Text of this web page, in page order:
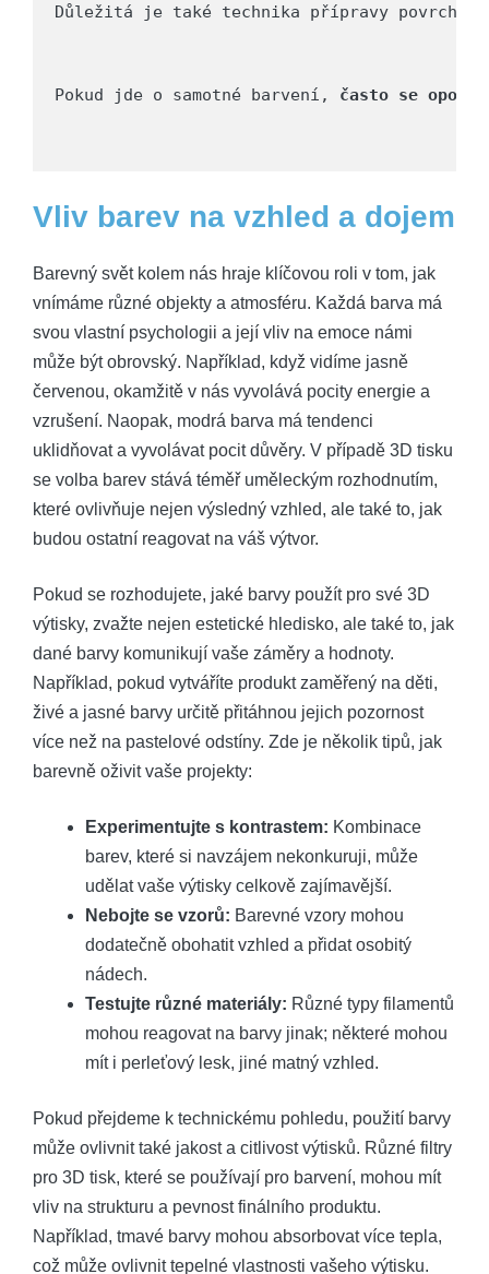
Důležitá je také technika přípravy povrchu.
Pokud jde o samotné barvení, často se
Vliv barev na vzhled a dojem
Barevný svět kolem nás hraje klíčovou roli v tom, jak
vnímáme různé objekty a atmosféru. Každá barva má
svou vlastní psychologii a její vliv na emoce námi
může být obrovský. Například, když vidíme jasně
červenou, okamžitě v nás vyvolává pocity energie a
vzrušení. Naopak, modrá barva má tendenci
uklidňovat a vyvolávat pocit důvěry. V případě 3D tisku
se volba barev stává téměř uměleckým rozhodnutím,
které ovlivňuje nejen výsledný vzhled, ale také to, jak
budou ostatní reagovat na váš výtvor.
Pokud se rozhodujete, jaké barvy použít pro své 3D
výtisky, zvažte nejen estetické hledisko, ale také to, jak
dané barvy komunikují vaše záměry a hodnoty.
Například, pokud vytváříte produkt zaměřený na děti,
živé a jasné barvy určitě přitáhnou jejich pozornost
více než na pastelové odstíny. Zde je několik tipů, jak
barevně oživit vaše projekty:
Experimentujte s kontrastem: Kombinace
barev, které si navzájem nekonkuruji, může
udělat vaše výtisky celkově zajímavější.
Nebojte se vzorů: Barevné vzory mohou
dodatečně obohatit vzhled a přidat osobitý
nádech.
Testujte různé materiály: Různé typy filamentů
mohou reagovat na barvy jinak; některé mohou
mít i perleťový lesk, jiné matný vzhled.
Pokud přejdeme k technickému pohledu, použití barvy
může ovlivnit také jakost a citlivost výtisků. Různé filtry
pro 3D tisk, které se používají pro barvení, mohou mít
vliv na strukturu a pevnost finálního produktu.
Například, tmavé barvy mohou absorbovat více tepla,
což může ovlivnit tepelné vlastnosti vašeho výtisku.